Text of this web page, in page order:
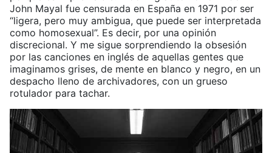
John Mayal fue censurada en España en 1971 por ser
“ligera, pero muy ambigua, que puede ser interpretada
como homosexual”. Es decir, por una opinión
discrecional. Y me sigue sorprendiendo la obsesión
por las canciones en inglés de aquellas gentes que
imaginamos grises, de mente en blanco y negro, en un
despacho lleno de archivadores, con un grueso
rotulador para tachar.